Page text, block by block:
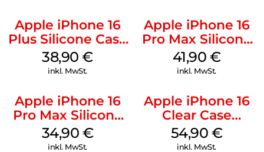
Apple iPhone 16
Plus Silicone Case
MagSafe Denim
38,90€
inkl. MwSt.
Apple iPhone 16
Pro Max Silicone
Case MagSafe
Ultramarine
41,90 €
inkl. MwSt.
Apple iPhone 16
Pro Max Silicone
Case MagSafe
Denim
34,90 €
inkl. MwSt.
Apple iPhone 16
Clear Case
MagSafe
Transparent
54,90 €
inkl. MwSt.